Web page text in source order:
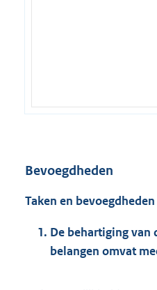
Bevoegdheden
Taken en
De behartiging van
belangen omvat